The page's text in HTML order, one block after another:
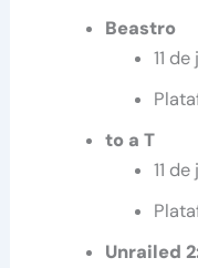
Beastro
11
to a T
11
Unrailed